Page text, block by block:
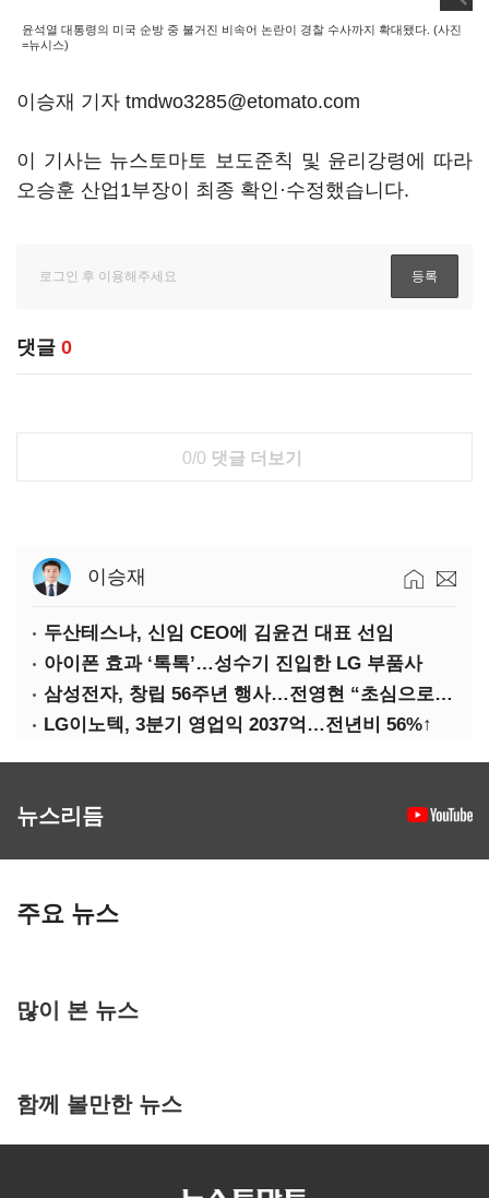
윤석열 대통령의 미국 순방 중 불거진 비속어 논란이 경찰 수사까지 확대됐다. (사진
=뉴시스)
이승재 기자 tmdwo3285@etomato.com
이 기사는 뉴스토마토 보도준칙 및 윤리강령에 따라
오승훈 산업1부장이 최종 확인·수정했습니다.
댓글 0
0/0 댓글 더보기
이승재
두산테스나, 신임 CEO에 김윤건 대표 선임
아이폰 효과 ‘톡톡’…성수기 진입한 LG 부품사
삼성전자, 창립 56주년 행사…전영현 “초심으로 경쟁력 회복해야”
LG이노텍, 3분기 영업익 2037억…전년비 56%↑
뉴스리듬
주요 뉴스
많이 본 뉴스
함께 볼만한 뉴스